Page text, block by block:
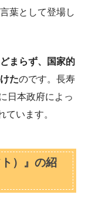
言葉として登場し
まらず、国家的
たのです。長寿
日本政府によっ
ています。
）』の紹